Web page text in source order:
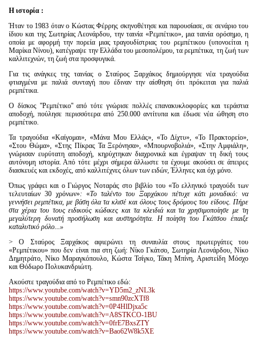
Η ιστορία :
Ήταν το 1983 όταν o Κώστας Φέρρης σκηνοθέτησε και παρουσίασε, σε σενάριο του
ίδιου και της Σωτηρίας Λεονάρδου, την ταινία «Ρεμπέτικο», μια ταινία ορόσημο, η
οποία με αφορμή την πορεία μιας τραγουδίστριας του ρεμπέτικου (υπονοείται η
Μαρίκα Νίνου), κατέγραψε την Ελλάδα του μεσοπολέμου, τα ρεμπέτικα, τη ζωή των
καλλιτεχνών, τη ζωή στα προσφυγικά.
Για τις ανάγκες της ταινίας ο Σταύρος Ξαρχάκος δημιούργησε νέα τραγούδια
φτιαγμένα με παλιά συνταγή που έδιναν την αίσθηση ότι πρόκειται για παλιά
ρεμπέτικα.
Ο δίσκος ''Ρεμπέτικο'' από τότε γνώρισε πολλές επανακυκλοφορίες και τεράστια
αποδοχή, πούλησε περισσότερα από 250.000 αντίτυπα και έδωσε νέα ώθηση στο
ρεμπέτικο.
Τα τραγούδια «Καίγομαι», «Μάνα Μου Ελλάς», «Το Δίχτυ», «Το Πρακτορείο»,
«Στου Θώμα», «Στης Πίκρας Τα Ξερόνησα», «Μπουρνοβολιά», «Στην Αμφιάλη»,
γνώρισαν ευρύτατη αποδοχή, κηρύχτηκαν διαχρονικά και έγραψαν τη δική τους
αυτόνομη ιστορία. Από τότε μέχρι σήμερα άλλωστε τα έχουμε ακούσει σε άπειρες
διασκευές και εκδοχές, από καλλιτέχνες όλων των ειδών, Έλληνες και όχι μόνο.
Όπως γράφει και ο Γιώργος Νοταράς στο βιβλίο του «Το ελληνικό τραγούδι των
τελευταίων 30 χρόνων»: «Το ταλέντο του Ξαρχάκου πέτυχε κάτι μοναδικό: να
γεννήσει ρεμπέτικα, με βάση όλα τα κλισέ και όλους τους δρόμους του είδους. Πήρε
στα χέρια του τους ειδικούς κώδικες και τα κλειδιά και τα χρησιμοποίησε με τη
μεγαλύτερη δυνατή προσήλωση και αυστηρότητα. Η ποίηση του Γκάτσου έπαιξε
καταλυτικό ρόλο...»
> O Σταύρος Ξαρχάκος αφιερώνει τη συναυλία στους πρωτεργάτες του
«Ρεμπέτικου» που δεν είναι πια στη ζωή: Νίκο Γκάτσο, Σωτηρία Λεονάρδου, Νίκο
Δημητράτο, Νίκο Μαραγκόπουλο, Κώστα Τσίγκο, Τάκη Μπίνη, Αριστείδη Μόσχο
και Θόδωρο Πολυκανδριώτη.
Ακούστε τραγούδια από το Ρεμπέτικο εδώ:
https://www.youtube.com/watch?v=YD5m2_zNL3k
https://www.youtube.com/watch?v=smn90zcXTf8
https://www.youtube.com/watch?v=0P4HlDjxa5c
https://www.youtube.com/watch?v=A8STKCO-1BU
https://www.youtube.com/watch?v=0frE7BxsZTY
https://www.youtube.com/watch?v=Bao62W8k5XE